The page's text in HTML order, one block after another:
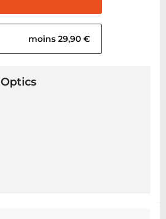
moins 29,90 €